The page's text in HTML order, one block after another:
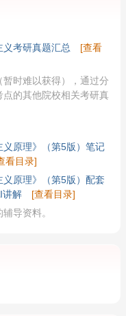
考研真题汇总
[查看
时难以获得），通过分
的其他院校相关考研真
原理》（第5版）笔记
看目录]
原理》（第5版）配套
讲解
[查看目录]
导资料。